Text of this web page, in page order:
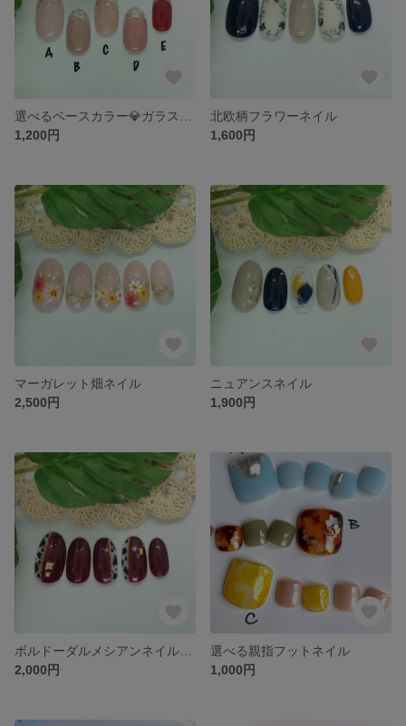
1,200円
北欧柄フラワーネイル
1,600円
マーガレット畑ネイル
2,500円
ニュアンスネイル
1,900円
2,000円
選べる親指フットネイル
1,000円